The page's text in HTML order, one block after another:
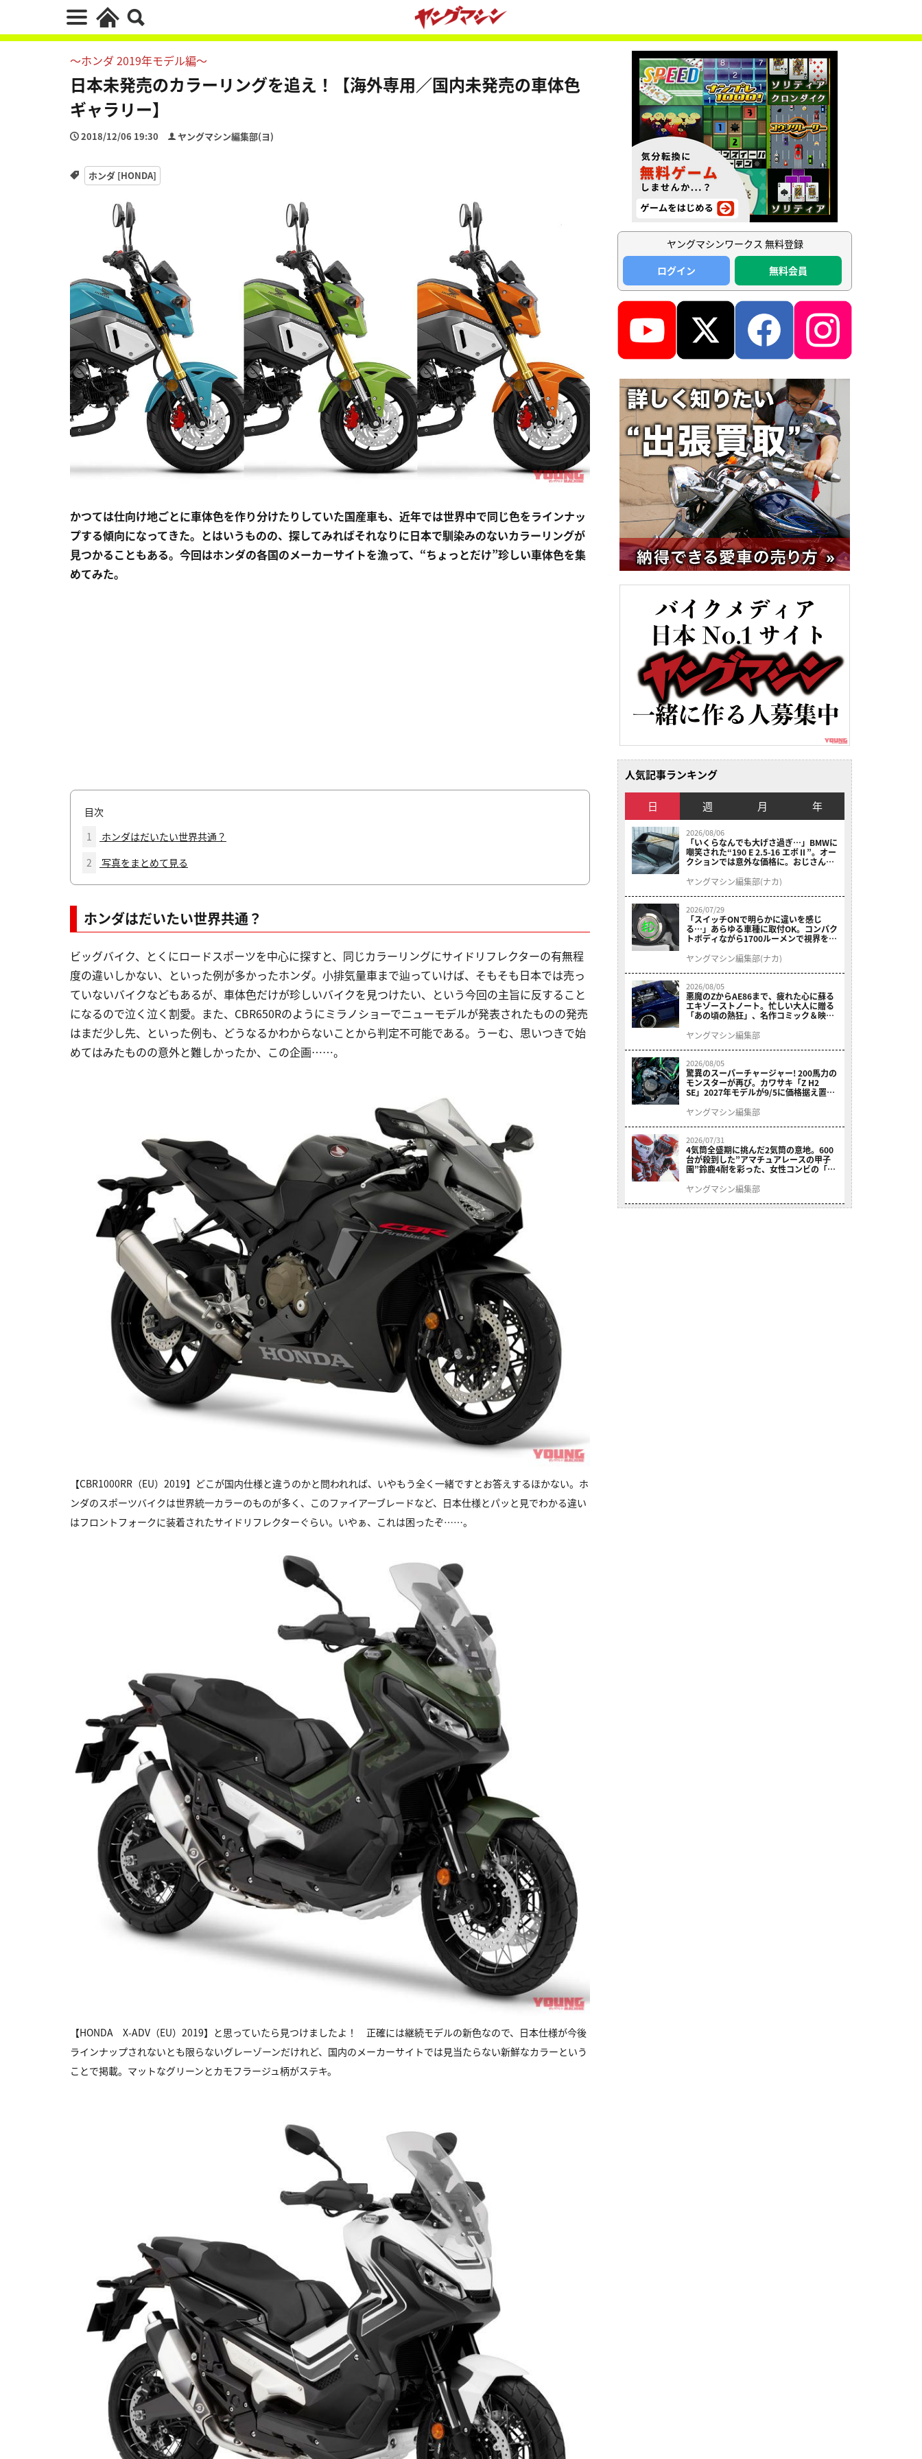
～ホンダ 2019年モデル編～
日本未発売のカラーリングを追え！【海外専用／国内未発売の車体色
ギャラリー】
2018/12/06 19:30 ヤングマシン編集部(ヨ)
ホンダ [HONDA]
かつては仕向け地ごとに車体色を作り分けたりしていた国産車も、近年では世界中で同じ色をラインナッ
プする傾向になってきた。とはいうものの、探してみればそれなりに日本で馴染みのないカラーリングが
見つかることもある。今回はホンダの各国のメーカーサイトを漁って、“ちょっとだけ”珍しい車体色を集
めてみた。
目次
1
ホンダはだいたい世界共通？
2
写真をまとめて見る
ホンダはだいたい世界共通？
ビッグバイク、とくにロードスポーツを中心に探すと、同じカラーリングにサイドリフレクターの有無程
度の違いしかない、といった例が多かったホンダ。小排気量車まで辿っていけば、そもそも日本では売っ
ていないバイクなどもあるが、車体色だけが珍しいバイクを見つけたい、という今回の主旨に反すること
になるので泣く泣く割愛。また、CBR650Rのようにミラノショーでニューモデルが発表されたものの発売
はまだ少し先、といった例も、どうなるかわからないことから判定不可能である。うーむ、思いつきで始
めてはみたものの意外と難しかったか、この企画……。
【CBR1000RR（EU）2019】どこが国内仕様と違うのかと問われれば、いやもう全く一緒ですとお答えするほかない。ホ
ンダのスポーツバイクは世界統一カラーのものが多く、このファイアーブレードなど、日本仕様とパッと見でわかる違い
はフロントフォークに装着されたサイドリフレクターぐらい。いやぁ、これは困ったぞ……。
【HONDA X-ADV（EU）2019】と思っていたら見つけましたよ！ 正確には継続モデルの新色なので、日本仕様が今後
ラインナップされないとも限らないグレーゾーンだけれど、国内のメーカーサイトでは見当たらない新鮮なカラーという
ことで掲載。マットなグリーンとカモフラージュ柄がステキ。
ヤングマシンワークス 無料登録
ログイン
無料会員
人気記事ランキング
日 週 月 年
2026/08/06
「いくらなんでも大げさ過ぎ…」BMWに
嘲笑された“190 E 2.5-16 エボⅡ”。オー
クションでは意外な価格に。おじさん達
ヤングマシン編集部(ナカ)
2026/07/29
「スイッチONで明らかに違いを感じ
る…」あらゆる車種に取付OK。コンパク
トボディながら1700ルーメンで視界を確
ニット プレシャスレイ スモール］
ヤングマシン編集部(ナカ)
2026/08/05
悪魔のZからAE86まで、疲れた心に蘇る
エキゾーストノート。忙しい大人に贈る
「あの頃の熱狂」、名作コミック＆映画
結！
ヤングマシン編集部
2026/08/05
驚異のスーパーチャージャー! 200馬力の
モンスターが再び。カワサキ「Z H2
SE」2027年モデルが9/5に価格据え置き
ヤングマシン編集部
2026/07/31
4気筒全盛期に挑んだ2気筒の意地。600
台が殺到した”アマチュアレースの甲子
園”鈴鹿4耐を彩った、女性コンビの「ス
ヤングマシン編集部